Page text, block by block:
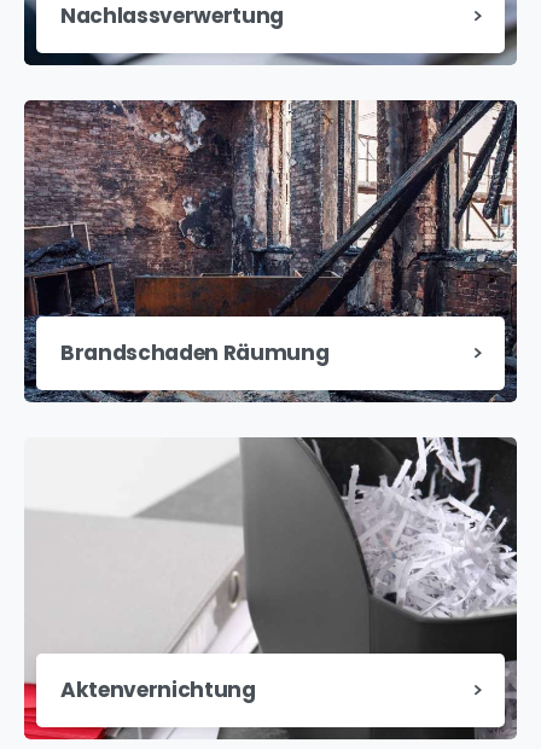
Nachlassverwertung
Brandschaden Räumung
Aktenvernichtung